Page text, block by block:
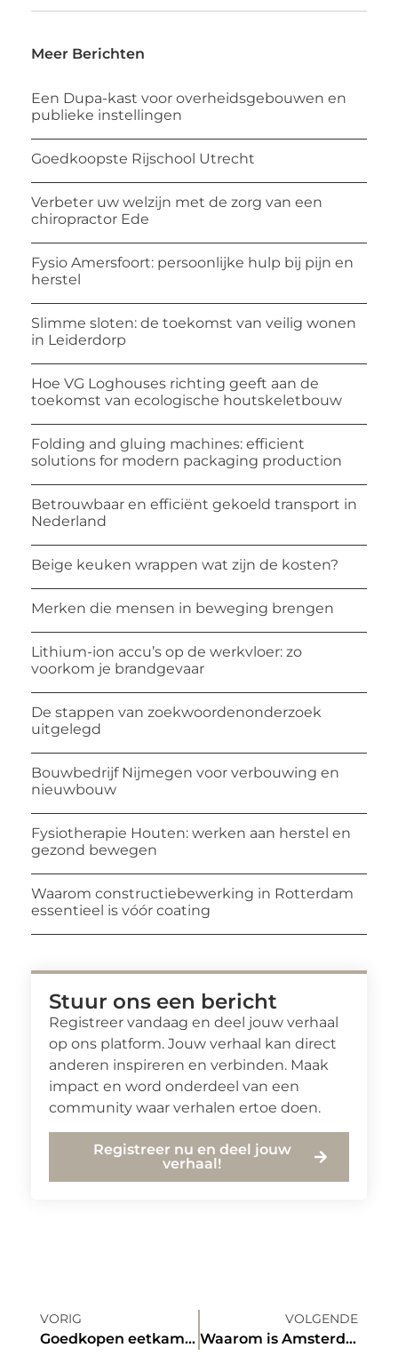
Meer Berichten
Een Dupa-kast voor overheidsgebouwen en
publieke instellingen
Goedkoopste Rijschool Utrecht
Verbeter uw welzijn met de zorg van een
chiropractor Ede
Fysio Amersfoort: persoonlijke hulp bij pijn en
herstel
Slimme sloten: de toekomst van veilig wonen
in Leiderdorp
Hoe VG Loghouses richting geeft aan de
toekomst van ecologische houtskeletbouw
Folding and gluing machines: efficient
solutions for modern packaging production
Betrouwbaar en efficiënt gekoeld transport in
Nederland
Beige keuken wrappen wat zijn de kosten?
Merken die mensen in beweging brengen
Lithium-ion accu’s op de werkvloer: zo
voorkom je brandgevaar
De stappen van zoekwoordenonderzoek
uitgelegd
Bouwbedrijf Nijmegen voor verbouwing en
nieuwbouw
Fysiotherapie Houten: werken aan herstel en
gezond bewegen
Waarom constructiebewerking in Rotterdam
essentieel is vóór coating
Stuur ons een bericht
Registreer vandaag en deel jouw verhaal
op ons platform. Jouw verhaal kan direct
anderen inspireren en verbinden. Maak
impact en word onderdeel van een
community waar verhalen ertoe doen.
Registreer nu en deel jouw
verhaal!
VORIG
Goedkopen eetkamerstoelen van goede kwaliteit koopt u bij deze outlet
VOLGENDE
Waarom is Amsterdam de stad van de Sightseeing? Hoe komt zo een goede dienstverlening hebben?